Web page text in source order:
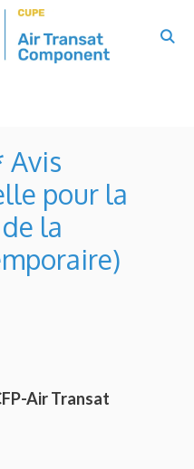
Avis
pour la
la
Air Transat